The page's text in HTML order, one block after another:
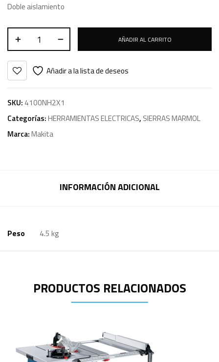
Doble aislamiento
AÑADIR AL CARRITO
Añadir a la lista de deseos
SKU: 4100NH2X1
Categorías:HERRAMIENTAS ELECTRICAS, SIERRAS MARMOL
Marca:Makita
INFORMACIÓN ADICIONAL
Peso 4.5 kg
PRODUCTOS RELACIONADOS